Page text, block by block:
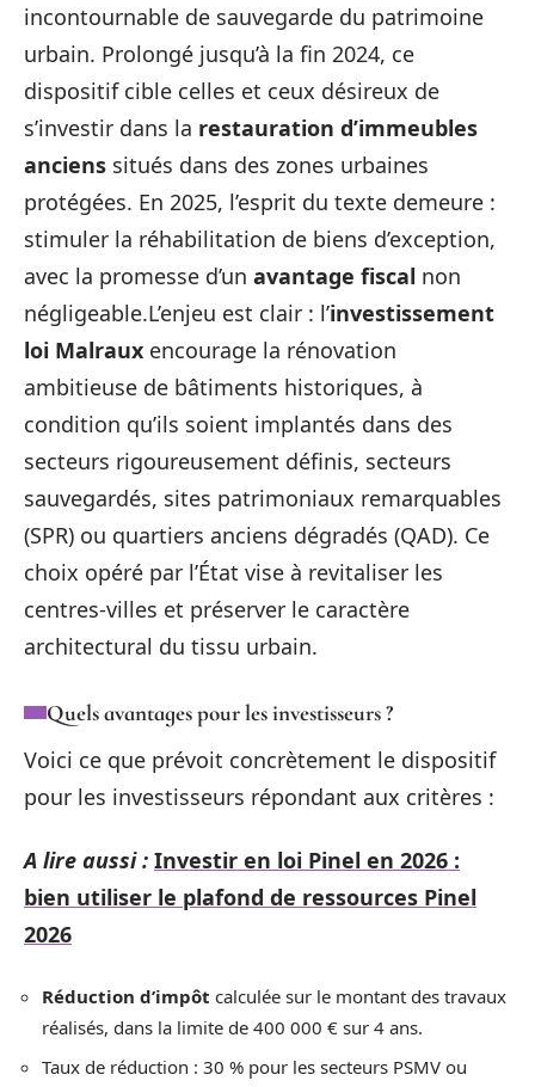
incontournable de sauvegarde du patrimoine
urbain. Prolongé jusqu’à la fin 2024, ce
dispositif cible celles et ceux désireux de
s’investir dans la restauration d’immeubles
anciens situés dans des zones urbaines
protégées. En 2025, l’esprit du texte demeure :
stimuler la réhabilitation de biens d’exception,
avec la promesse d’un avantage fiscal non
négligeable.L’enjeu est clair : l’investissement
loi Malraux encourage la rénovation
ambitieuse de bâtiments historiques, à
condition qu’ils soient implantés dans des
secteurs rigoureusement définis, secteurs
sauvegardés, sites patrimoniaux remarquables
(SPR) ou quartiers anciens dégradés (QAD). Ce
choix opéré par l’État vise à revitaliser les
centres-villes et préserver le caractère
architectural du tissu urbain.
Quels avantages pour les investisseurs ?
Voici ce que prévoit concrètement le dispositif
pour les investisseurs répondant aux critères :
A lire aussi : Investir en loi Pinel en 2026 :
bien utiliser le plafond de ressources Pinel
2026
Réduction d’impôt calculée sur le montant des travaux
réalisés, dans la limite de 400 000 € sur 4 ans.
Taux de réduction : 30 % pour les secteurs PSMV ou